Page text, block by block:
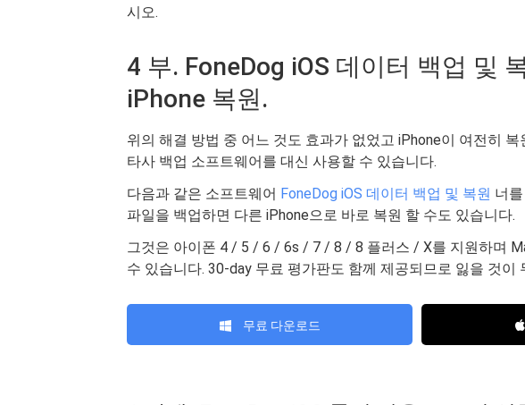
시오.
4 부. FoneDog iOS 데이터 백업 및
iPhone 복원.
위의 해결 방법 중 어느 것도 효과가 없었고 iPhone이 여전히
타사 백업 소프트웨어를 대신 사용할 수 있습니다.
다음과 같은 소프트웨어 FoneDog iOS 데이터 백업 및 복원 너
파일을 백업하면 다른 iPhone으로 바로 복원 할 수도 있습니다.
그것은 아이폰 4 / 5 / 6 / 6s / 7 / 8 / 8 플러스 / X를 지원하며
수 있습니다. 30-day 무료 평가판도 함께 제공되므로 잃을 것이
무료 다운로드